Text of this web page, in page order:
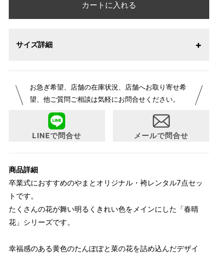
カートに入れる
サイズ詳細
セット内容
着物（二尺袖）
フリーサイズ
身丈：109cm 裄丈：68cm 袖丈：76cm ジャ
ストサイズは身長160cmです。
3サイズよりお選びいただけます。
145cm～
L
160cm～
95cm
お急ぎ希望、店舗の在庫状況、店舗へお取り寄せ希
望、他ご質問ご相談は気軽にお問合せください。
LINEで問合せ メールで問合せ
商品詳細
卒業式におすすめのやまとオリジナル・袴レンタル7点セッ
トです。
たくさんの花が舞い明るくきれい色をメインにした「春晴
花」シリーズです。
幸福感のある黄色のたんぽぽと菜の花を詰め込んだデザイ